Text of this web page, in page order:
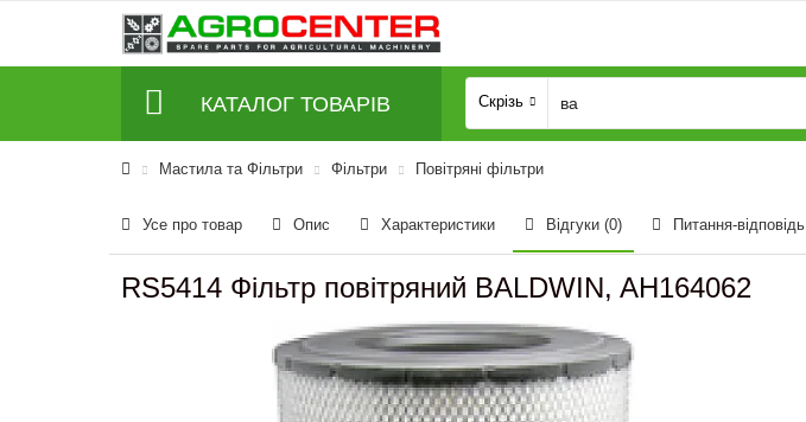
КАТАЛОГ ТОВАРІВ Скрізь
Мастила та Фільтри Фільтри Повітряні фільтри
Усе про товар Опис Характеристики Відгуки (0) Питання-відповідь
RS5414 Фільтр повітряний BALDWIN, AH164062